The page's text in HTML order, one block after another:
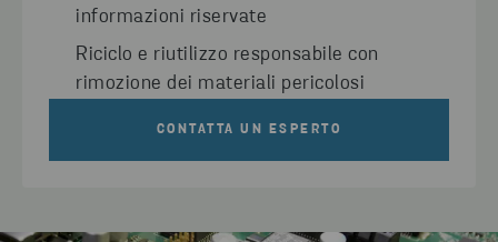
informazioni riservate
Riciclo e riutilizzo responsabile con
rimozione dei materiali pericolosi
CONTATTA UN ESPERTO